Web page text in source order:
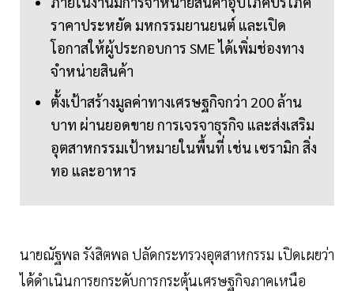
ราคาประหยัด มหกรรมยานยนต์ และเปิด
โอกาสให้ผู้ประกอบการ SME ได้เพิ่มช่องทาง
จำหน่ายสินค้า
ตั้งเป้าสร้างมูลค่าทางเศรษฐกิจกว่า 200 ล้าน
บาท ผ่านยอดขาย การเจรจาธุรกิจ และส่งเสริม
อุตสาหกรรมเป้าหมายในพื้นที่ เช่น เซรามิก สิ่ง
ทอ และอาหาร
นายณัฐพล รังสิตพล ปลัดกระทรวงอุตสาหกรรม เปิดเผยว่า
ได้ดำเนินการยกระดับการกระตุ้นเศรษฐกิจภาคเหนือ